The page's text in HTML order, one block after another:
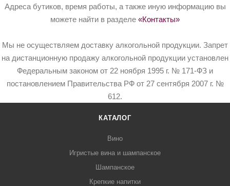
Адреса бутиков, время работы, а также иную информацию вы
можете найти в разделе «Контакты»
Мы не осуществляем доставку алкогольной продукции. Запрет
на дистанционную продажу алкогольной продукции установлен
Федеральным законом от 22 ноября 1995 г. № 171-ФЗ и
постановлением Правительства РФ от 27 сентября 2007 г. №
612.
КАТАЛОГ
Вино
Игристые вина и шампанское
Шампанское
Крепкие напитки